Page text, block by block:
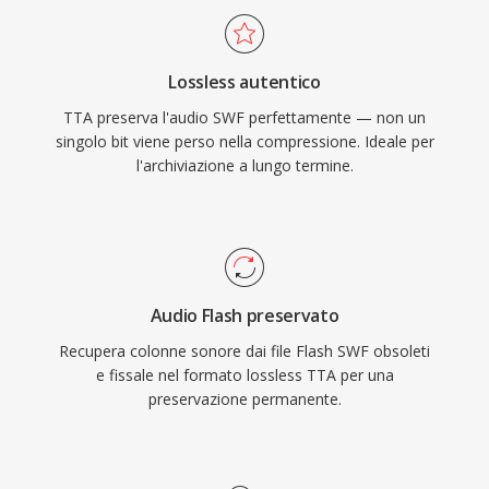
mantengono un significato storico e vengono
preservati attraverso progetti open-source
come Ruffle che consentono l&#039;accesso
L&#039;implementazione di riferimento open-
source è distribuita sotto licenza GNU GPL,
incoraggiando l&#039;adozione dalla comunità
e le integrazioni di terze parti. Sebbene codec
più recenti come FLAC abbiano conquistato
una fetta maggiore del panorama audio
compressione trasparente.
Lossless autentico
TTA preserva l'audio SWF perfettamente — non un
singolo bit viene perso nella compressione. Ideale per
l'archiviazione a lungo termine.
Audio Flash preservato
Recupera colonne sonore dai file Flash SWF obsoleti
e fissale nel formato lossless TTA per una
preservazione permanente.